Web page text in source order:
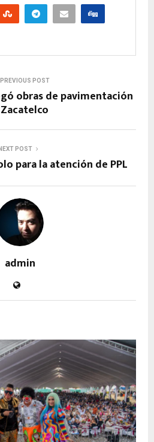
PREVIOUS POST
obras de pavimentación
NEXT POST
para la atención de PPL
admin